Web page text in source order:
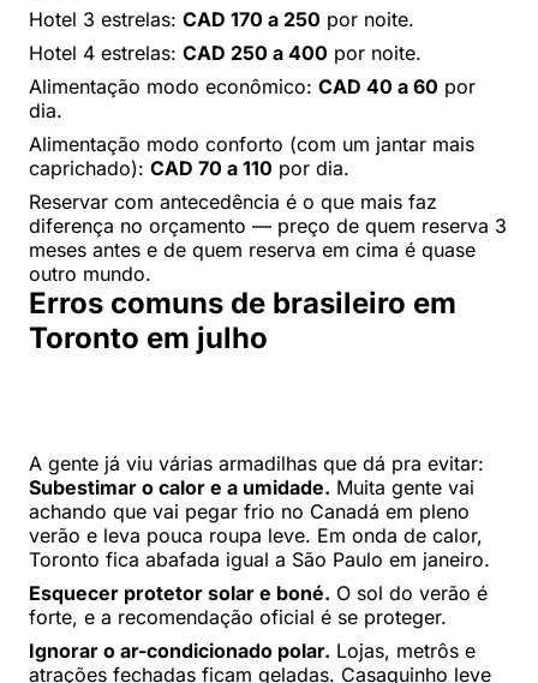
Hotel 3 estrelas: CAD 170 a 250 por noite.
Hotel 4 estrelas: CAD 250 a 400 por noite.
Alimentação modo econômico: CAD 40 a 60 por
dia.
Alimentação modo conforto (com um jantar mais
caprichado): CAD 70 a 110 por dia.
Reservar com antecedência é o que mais faz
diferença no orçamento — preço de quem reserva 3
meses antes e de quem reserva em cima é quase
outro mundo.
Erros comuns de brasileiro em
Toronto em julho
A gente já viu várias armadilhas que dá pra evitar:
Subestimar o calor e a umidade. Muita gente vai
achando que vai pegar frio no Canadá em pleno
verão e leva pouca roupa leve. Em onda de calor,
Toronto fica abafada igual a São Paulo em janeiro.
Esquecer protetor solar e boné. O sol do verão é
forte, e a recomendação oficial é se proteger.
Ignorar o ar-condicionado polar. Lojas, metrôs e
atrações fechadas ficam geladas. Casaquinho leve